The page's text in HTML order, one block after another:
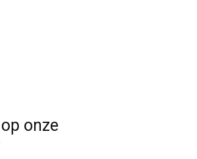
onze